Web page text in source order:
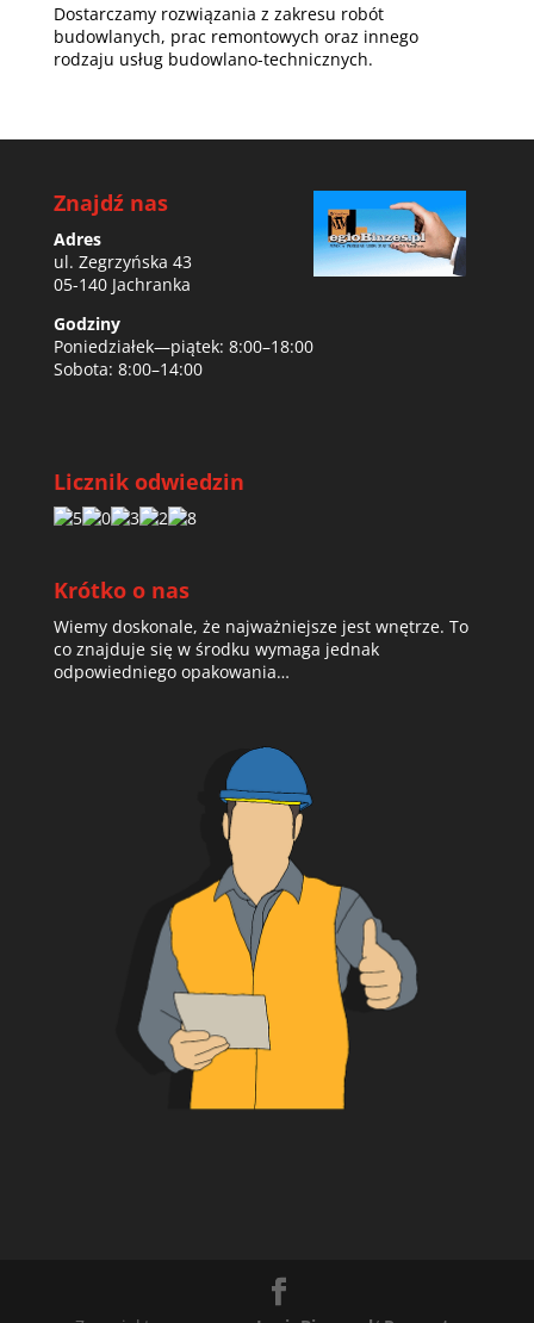
Dostarczamy rozwiązania z zakresu robót
budowlanych, prac remontowych oraz innego
rodzaju usług budowlano-technicznych.
Znajdź nas
Adres
ul. Zegrzyńska 43
05-140 Jachranka
Godziny
Poniedziałek—piątek: 8:00–18:00
Sobota: 8:00–14:00
Licznik odwiedzin
Krótko o nas
Wiemy doskonale, że najważniejsze jest wnętrze. To
co znajduje się w środku wymaga jednak
odpowiedniego opakowania…